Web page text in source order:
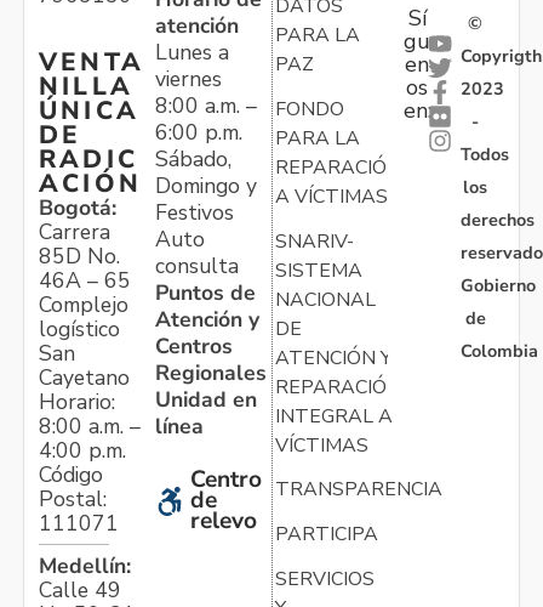
VENTA
NILLA
ÚNICA
DE
RADIC
ACIÓN
Bogotá:
Carrera
85D No.
46A – 65
Complejo
logístico
San
Cayetano
Horario:
8:00 a.m. –
4:00 p.m.
Código
Postal:
111071
Medellín:
Calle 49
atención
Lunes a
viernes
8:00 a.m. –
6:00 p.m.
Sábado,
Domingo y
Festivos
Auto
consulta
Puntos de
Atención y
Centros
Regionales
Unidad en
línea
Centro
de
relevo
DATOS
PARA LA
PAZ
FONDO
PARA LA
REPARACIÓN
A VÍCTIMAS
SNARIV-
SISTEMA
NACIONAL
DE
ATENCIÓN Y
REPARACIÓN
INTEGRAL A
VÍCTIMAS
TRANSPARENCIA
PARTICIPA
SERVICIOS
Sí
gu
en
os
en:
©
Copyrigth
2023
-
Todos
los
derechos
Gobierno
de
Colombia